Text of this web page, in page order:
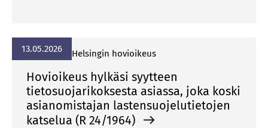
13.05.2026 Helsingin hovioikeus
Hovioikeus hylkäsi syytteen
tietosuojarikoksesta asiassa, joka koski
asianomistajan lastensuojelutietojen
katselua (R 24/1964)